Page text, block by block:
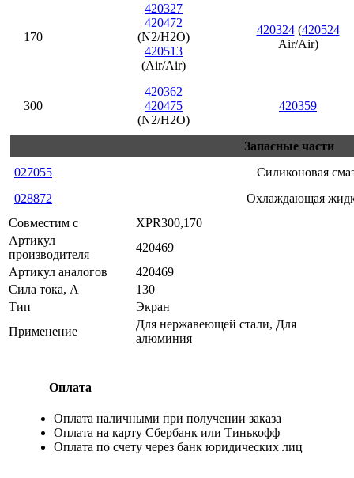
170
420327
420472
(N2/H2O)
420513
(Air/Air)
420324(420524
Air/Air)
300
420362
420475
(N2/H2O)
420359
Запасные части
027055
Силиконовая
028872
Охлаждающая
Совместим с
XPR300,170
Артикул
производителя
420469
Артикул аналогов
420469
Сила тока, А
130
Тип
Экран
Применение
Для нержавеющей стали, Для
алюминия
Оплата
Оплата наличными при получении заказа
Оплата на карту Сбербанк или Тинькофф
Оплата по счету через банк юридических лиц